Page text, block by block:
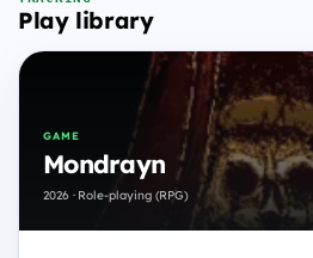
Play library
GAME
Mondrayn
2026 · Role-playing (RPG)